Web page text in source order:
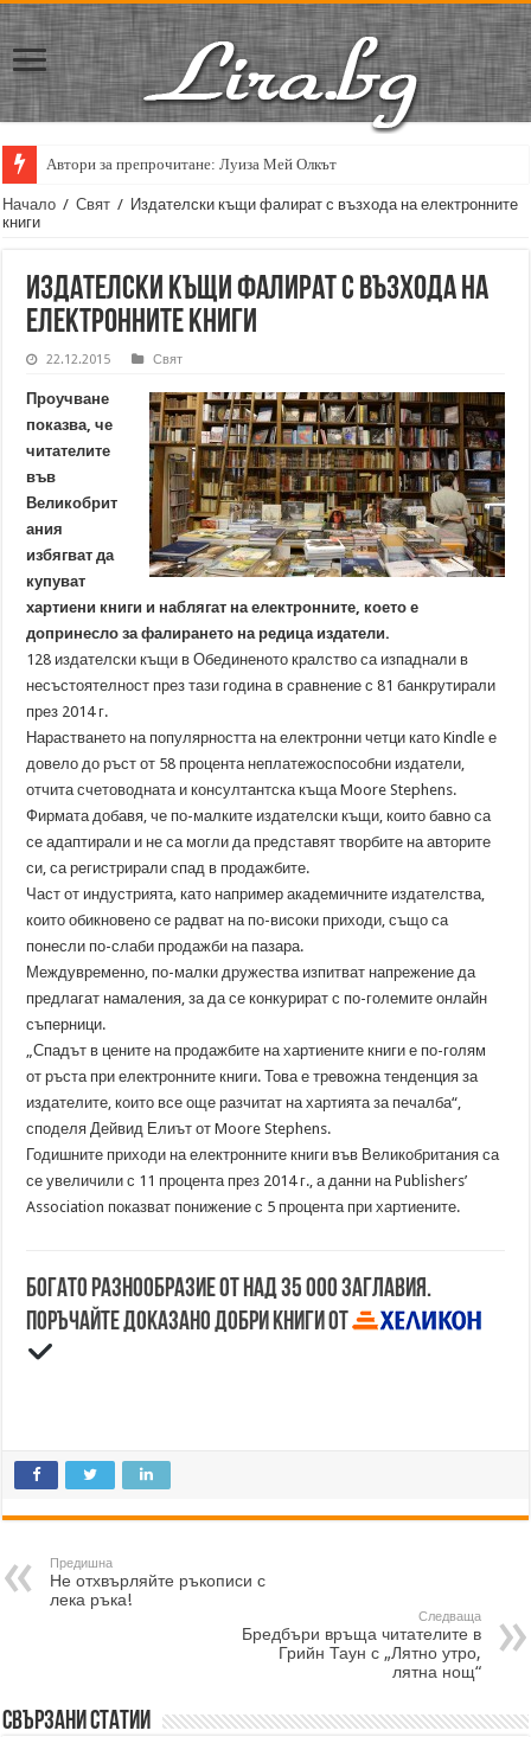
Автори за препрочитане: Луиза Мей Олкът
Начало / Свят / Издателски къщи фалират с възхода на електронните
книги
Издателски къщи фалират с възхода на
електронните книги
22.12.2015 Свят
Проучване
показва, че
читателите
във
Великобрит
ания
избягват да
купуват
хартиени книги и наблягат на електронните, което е
допринесло за фалирането на редица издатели.
128 издателски къщи в Обединеното кралство са изпаднали в
несъстоятелност през тази година в сравнение с 81 банкрутирали
през 2014 г.
Нарастването на популярността на електронни четци като Kindle е
довело до ръст от 58 процента неплатежоспособни издатели,
отчита счетоводната и консултантска къща Moore Stephens.
Фирмата добавя, че по-малките издателски къщи, които бавно са
се адаптирали и не са могли да представят творбите на авторите
си, са регистрирали спад в продажбите.
Част от индустрията, като например академичните издателства,
които обикновено се радват на по-високи приходи, също са
понесли по-слаби продажби на пазара.
Междувременно, по-малки дружества изпитват напрежение да
предлагат намаления, за да се конкурират с по-големите онлайн
съперници.
„Спадът в цените на продажбите на хартиените книги е по-голям
от ръста при електронните книги. Това е тревожна тенденция за
издателите, които все още разчитат на хартията за печалба“,
споделя Дейвид Елиът от Moore Stephens.
Годишните приходи на електронните книги във Великобритания са
се увеличили с 11 процента през 2014 г., а данни на Publishers’
Association показват понижение с 5 процента при хартиените.
Богато разнообразие от над 35 000 заглавия.
Поръчайте доказано добри книги от
Предишна
Не отхвърляйте ръкописи с
лека ръка!
Следваща
Бредбъри връща читателите в
Грийн Таун с „Лятно утро,
лятна нощ“
Свързани статии